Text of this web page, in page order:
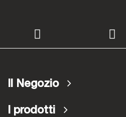
Il Negozio
I prodotti